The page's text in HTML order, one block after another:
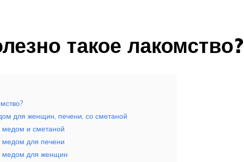
такое лакомство?
для женщин, печени, со сметаной
медом и сметаной
медом для печени
медом для женщин